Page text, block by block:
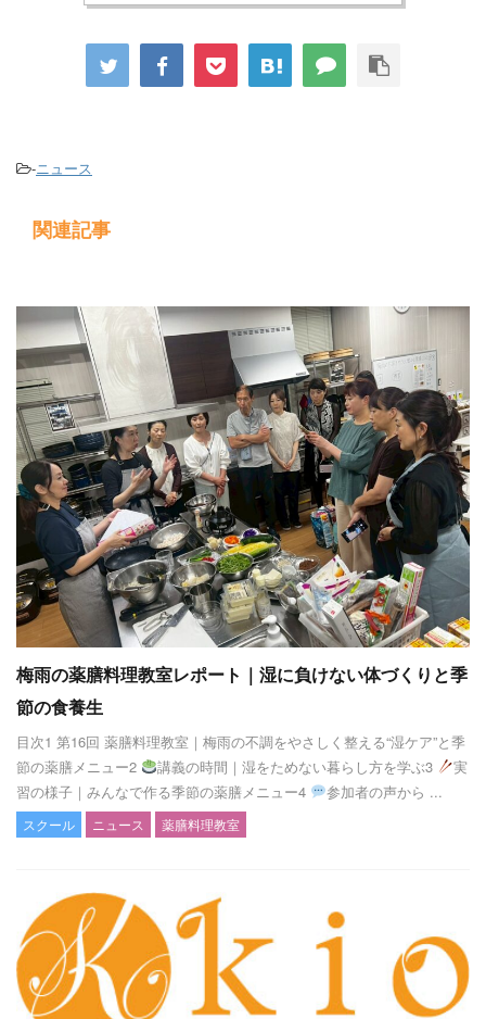
-ニュース
関連記事
梅雨の薬膳料理教室レポート｜湿に負けない体づくりと季
節の食養生
目次1 第16回 薬膳料理教室｜梅雨の不調をやさしく整える“湿ケア”と季
節の薬膳メニュー2
講義の時間｜湿をためない暮らし方を学ぶ3
実
習の様子｜みんなで作る季節の薬膳メニュー4
参加者の声から ...
スクール ニュース 薬膳料理教室